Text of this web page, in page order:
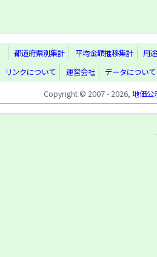
都道府県別集計 平均金額推移集計
用
リンクについて
運営会社
データについて
Copyright © 2007 - 2026, 地価公